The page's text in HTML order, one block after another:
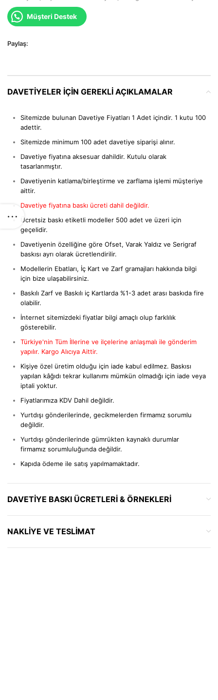
Müşteri Destek
Paylaş:
DAVETIYELER IÇIN GEREKLI AÇIKLAMALAR
Sitemizde bulunan Davetiye Fiyatları 1 Adet içindir. 1 kutu 100
adettir.
Sitemizde minimum 100 adet davetiye siparişi alınır.
Davetiye fiyatına aksesuar dahildir. Kutulu olarak
tasarlanmıştır.
Davetiyenin katlama/birleştirme ve zarflama işlemi müşteriye
aittir.
Davetiye fiyatına baskı ücreti dahil değildir.
Ücretsiz baskı etiketli modeller 500 adet ve üzeri için
geçelidir.
Davetiyenin özelliğine göre Ofset, Varak Yaldız ve Serigraf
baskısı ayrı olarak ücretlendirilir.
Modellerin Ebatları, İç Kart ve Zarf gramajları hakkında bilgi
için bize ulaşabilirsiniz.
Baskılı Zarf ve Baskılı iç Kartlarda %1-3 adet arası baskıda fire
olabilir.
İnternet sitemizdeki fiyatlar bilgi amaçlı olup farklılık
gösterebilir.
Türkiye'nin Tüm İllerine ve ilçelerine anlaşmalı ile gönderim
yapılır. Kargo Alıcıya Aittir.
Kişiye özel üretim olduğu için iade kabul edilmez. Baskısı
yapılan kâğıdı tekrar kullanımı mümkün olmadığı için iade veya
iptali yoktur.
Fiyatlarımıza KDV Dahil değildir.
Yurtdışı gönderilerinde, gecikmelerden firmamız sorumlu
değildir.
Yurtdışı gönderilerinde gümrükten kaynaklı durumlar
firmamız sorumluluğunda değildir.
Kapıda ödeme ile satış yapılmamaktadır.
DAVETIYE BASKI ÜCRETLERI & ÖRNEKLERI
NAKLIYE VE TESLIMAT